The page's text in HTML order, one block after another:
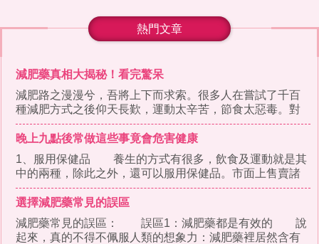
熱門文章
減肥藥真相大揭秘！看完驚呆
減肥路之漫漫兮，吾將上下而求索。很多人在嘗試了千百
種減肥方式之後仰天長歎，運動太辛苦，節食太惡毒。對
於無法堅持的減肥者來
晚上九點後常做這些事竟會危害健康
1、服用保健品 養生的方式有很多，飲食及運動就是其
中的兩種，除此之外，還可以服用保健品。市面上售賣諸
多保健品，有補鈣的
選擇減肥藥常見的誤區
減肥藥常見的誤區： 誤區1：減肥藥都是有效的 說
起來，真的不得不佩服人類的想象力：減肥藥裡居然含有